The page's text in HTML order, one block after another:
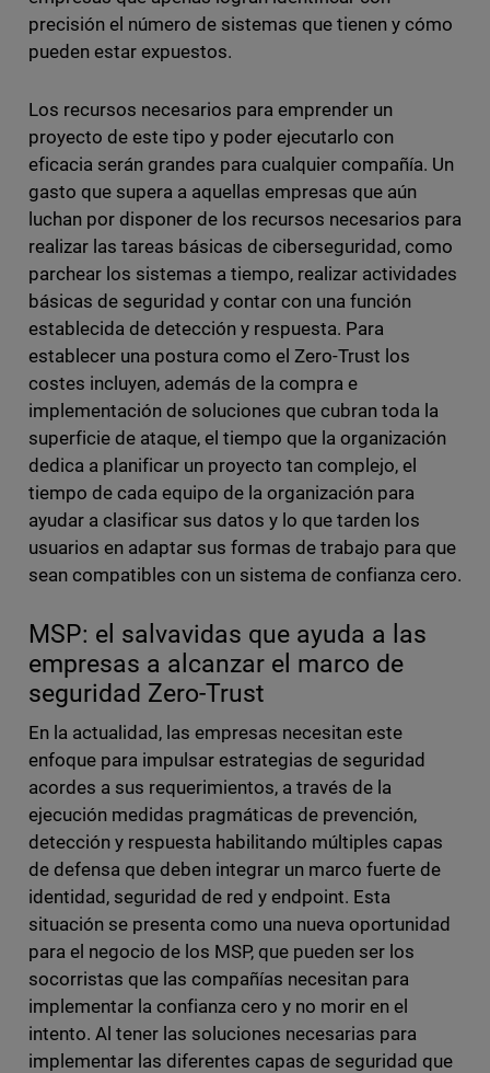
precisión el número de sistemas que tienen y cómo
pueden estar expuestos.
Los recursos necesarios para emprender un
proyecto de este tipo y poder ejecutarlo con
eficacia serán grandes para cualquier compañía. Un
gasto que supera a aquellas empresas que aún
luchan por disponer de los recursos necesarios para
realizar las tareas básicas de ciberseguridad, como
parchear los sistemas a tiempo, realizar actividades
básicas de seguridad y contar con una función
establecida de detección y respuesta. Para
establecer una postura como el Zero-Trust los
costes incluyen, además de la compra e
implementación de soluciones que cubran toda la
superficie de ataque, el tiempo que la organización
dedica a planificar un proyecto tan complejo, el
tiempo de cada equipo de la organización para
ayudar a clasificar sus datos y lo que tarden los
usuarios en adaptar sus formas de trabajo para que
sean compatibles con un sistema de confianza cero.
MSP: el salvavidas que ayuda a las
empresas a alcanzar el marco de
seguridad Zero-Trust
En la actualidad, las empresas necesitan este
enfoque para impulsar estrategias de seguridad
acordes a sus requerimientos, a través de la
ejecución medidas pragmáticas de prevención,
detección y respuesta habilitando múltiples capas
de defensa que deben integrar un marco fuerte de
identidad, seguridad de red y endpoint. Esta
situación se presenta como una nueva oportunidad
para el negocio de los MSP, que pueden ser los
socorristas que las compañías necesitan para
implementar la confianza cero y no morir en el
intento. Al tener las soluciones necesarias para
implementar las diferentes capas de seguridad que